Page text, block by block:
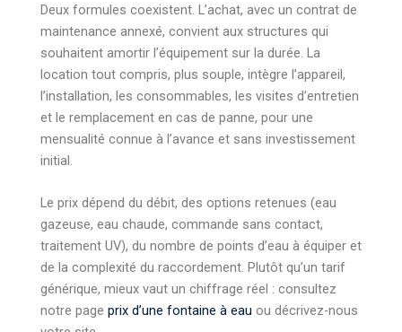
Deux formules coexistent. L’achat, avec un contrat de
maintenance annexé, convient aux structures qui
souhaitent amortir l’équipement sur la durée. La
location tout compris, plus souple, intègre l’appareil,
l’installation, les consommables, les visites d’entretien
et le remplacement en cas de panne, pour une
mensualité connue à l’avance et sans investissement
initial.
Le prix dépend du débit, des options retenues (eau
gazeuse, eau chaude, commande sans contact,
traitement UV), du nombre de points d’eau à équiper et
de la complexité du raccordement. Plutôt qu’un tarif
générique, mieux vaut un chiffrage réel : consultez
notre page prix d’une fontaine à eau ou décrivez-nous